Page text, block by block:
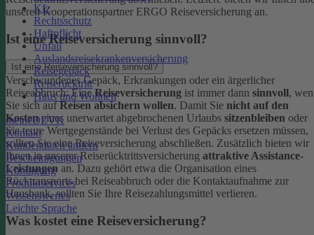
Kfz
Rechtsschutz
Haftpflicht
Unfall
Auslandsreisekrankenversicherung
Reisegepäck
Reiserücktritt
Haus und Wohnen
meineDEVK
Kontakt
Kundendaten ändern
Bescheinigungen
Kündigung
Produktservices
Wissenswertes
Leichte Sprache
unseren Kooperationspartner ERGO Reiseversicherung an.
Ist eine Reiseversicherung sinnvoll?
Ist eine Reiseversicherung sinnvoll?
Verschwundenes Gepäck, Erkrankungen oder ein ärgerlicher
Reiseabbruch: EineReiseversicherung ist immer dann sinnvoll,
Sie sich aufReisen absichern wollen. Damit Sie nicht auf den
Kosteneines unerwartet abgebrochenen Urlaubs sitzenbleiben oder
Sie teure Wertgegenstände bei Verlust des Gepäcks ersetzen müssen,
sollten Sie eine Reiseversicherung abschließen. Zusätzlich bieten wir
Ihnen in unserer Reiserücktrittsversicherung attraktive Assistance-
Leistungen an. Dazu gehört etwa die Organisation eines
Rücktransports bei Reiseabbruch oder die Kontaktaufnahme zur
Hausbank, sollten Sie Ihre Reisezahlungsmittel verlieren.
Was kostet eine Reiseversicherung?